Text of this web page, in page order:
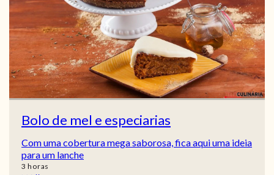
Bolo de mel e especiarias
Com uma cobertura mega saborosa, fica aqui uma ideia
para um lanche
3 horas
horas